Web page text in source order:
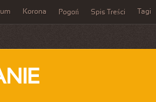
Korona Pogoń Spis Treści Tagi